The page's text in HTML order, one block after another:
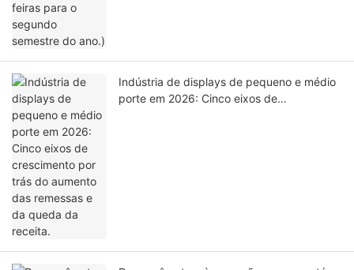
Indústria de displays de pequeno e médio
porte em 2026: Cinco eixos de